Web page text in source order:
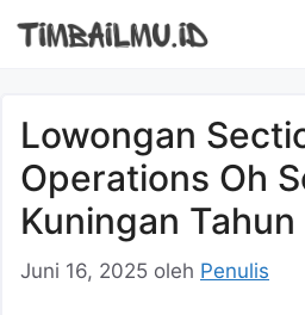
Lowongan
Operations Oh
Kuningan
Juni 16, 2025 oleh Penulis